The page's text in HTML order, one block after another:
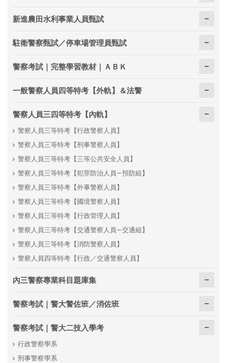
新進農田水利事業人員甄試
駐衛警察甄試／停車場管理員甄試
警察考試｜完整學習教材｜ＡＢＫ
一般警察人員四等特考【外軌】＆法警
警察人員三四等特考【內軌】
警察人員三等特考【行政警察人員】
警察人員三等特考【刑事警察人員】
警察人員三等特考【三等公共安全人員】
警察人員三等特考【犯罪防治人員—預防組】
警察人員三等特考【外事警察人員】
警察人員三等特考【國境警察人員】
警察人員三等特考【行政管理人員】
警察人員三等特考【交通警察人員—交通組】
警察人員三等特考【消防警察人員】
警察人員四等特考【行政／交通警察人員】
內三警察專業科目題庫集
警察考試｜警大警佐班／消佐班
警察考試｜警大二技入學考
行政警察學系
刑事警察學系